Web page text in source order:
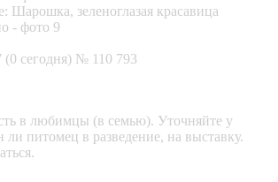
(0 сегодня) № 110 793
в любимцы (в семью). Уточняйте у
ли питомец в разведение, на выставку.